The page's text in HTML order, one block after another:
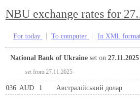
NBU exchange rates for
For today To computer In XML
National Bank of Ukraine set on27.11.2025
set from 27.11.2025
036 AUD 1 Австралійський долар